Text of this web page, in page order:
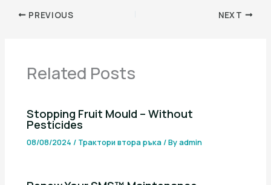
PREVIOUS NEXT
Related Posts
Stopping Fruit Mould – Without
Pesticides
08/08/2024/ Трактори втора ръка/ Byadmin